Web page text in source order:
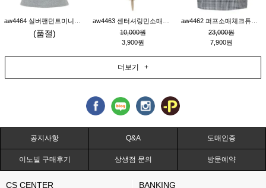
(품절)
10,000원
3,900원
23,000원
7,900원
더보기 +
공지사항 Q&A 도매인증
이노빌 구매후기 상생점 문의 방문예약
CS CENTER BANKING